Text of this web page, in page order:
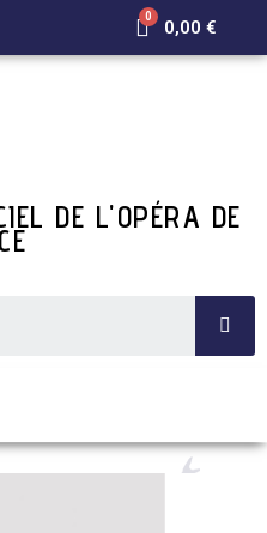
0,00 €
DE L'OPÉRA DE